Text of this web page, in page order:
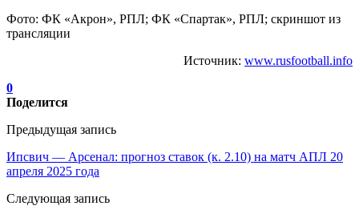
Фото: ФК «Акрон», РПЛ; ФК «Спартак», РПЛ; скриншот из
трансляции
Источник: www.rusfootball.info
0
Поделится
Предыдущая запись
Ипсвич — Арсенал: прогноз ставок (к. 2.10) на матч АПЛ 20
апреля 2025 года
Следующая запись